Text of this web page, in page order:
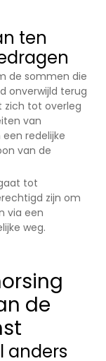
ten
de sommen die
onverwijld terug
zich tot overleg
van
redelijke
van de
tot
zijn om
via een
weg.
de
anders